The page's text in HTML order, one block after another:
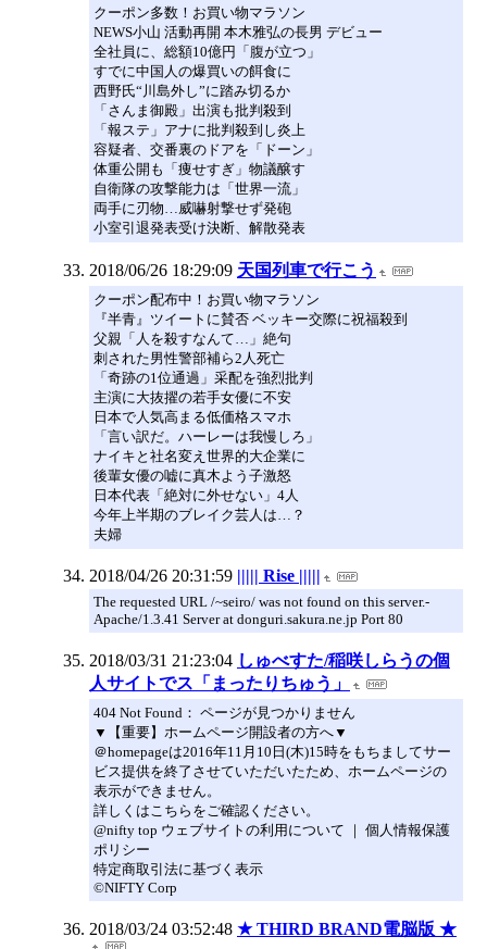
クーポン多数！お買い物マラソン
NEWS小山 活動再開 本木雅弘の長男 デビュー
全社員に、総額10億円「腹が立つ」
すでに中国人の爆買いの餌食に
西野氏“川島外し”に踏み切るか
「さんま御殿」出演も批判殺到
「報ステ」アナに批判殺到し炎上
容疑者、交番裏のドアを「ドーン」
体重公開も「痩せすぎ」物議醸す
自衛隊の攻撃能力は「世界一流」
両手に刃物…威嚇射撃せず発砲
小室引退発表受け決断、解散発表
2018/06/26 18:29:09 天国列車で行こう
クーポン配布中！お買い物マラソン
『半青』ツイートに賛否 ベッキー交際に祝福殺到
父親「人を殺すなんて…」絶句
刺された男性警部補ら2人死亡
「奇跡の1位通過」采配を強烈批判
主演に大抜擢の若手女優に不安
日本で人気高まる低価格スマホ
「言い訳だ。ハーレーは我慢しろ」
ナイキと社名変え世界的大企業に
後輩女優の嘘に真木よう子激怒
日本代表「絶対に外せない」4人
今年上半期のブレイク芸人は…？
夫婦
2018/04/26 20:31:59 ||||| Rise |||||
The requested URL /~seiro/ was not found on this server.-
Apache/1.3.41 Server at donguri.sakura.ne.jp Port 80
2018/03/31 21:23:04 しゅべすた/稲咲しらうの個
人サイトでス「まったりちゅう」
404 Not Found： ページが見つかりません
▼【重要】ホームページ開設者の方へ▼
＠homepageは2016年11月10日(木)15時をもちましてサー
ビス提供を終了させていただいたため、ホームページの
表示ができません。
詳しくはこちらをご確認ください。
@nifty top ウェブサイトの利用について ｜ 個人情報保護
ポリシー
特定商取引法に基づく表示
©NIFTY Corp
2018/03/24 03:52:48 ★ THIRD BRAND電脳版 ★